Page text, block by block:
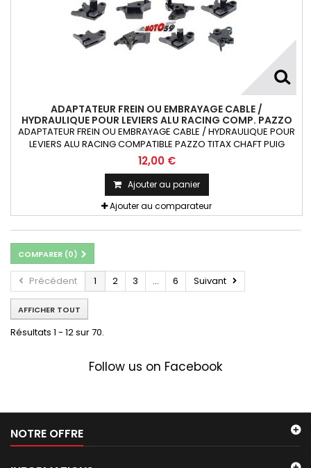
ADAPTATEUR FREIN OU EMBRAYAGE CABLE /
HYDRAULIQUE POUR LEVIERS ALU RACING COMP. PAZZO
TITAX CHAFT PUIG RIZOMA X1
ADAPTATEUR FREIN OU EMBRAYAGE CABLE / HYDRAULIQUE POUR
LEVIERS ALU RACING COMPATIBLE PAZZO TITAX CHAFT PUIG
RIZOMA 1 pièce
12,00 €
Ajouter au panier
Ajouter au comparateur
COMPARER (0)
Précédent 1 2 3 ... 6 Suivant
AFFICHER TOUT
Résultats 1 - 12 sur 70.
Follow us on Facebook
NOTRE OFFRE